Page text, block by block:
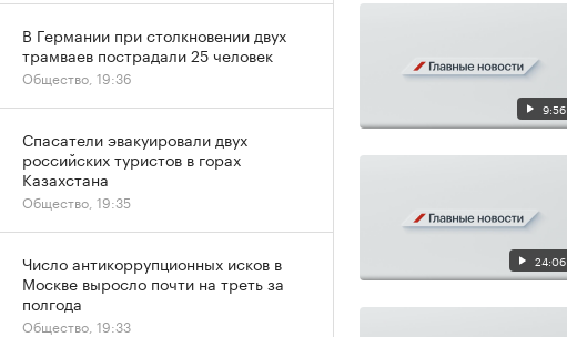
9:56
24:06
В Германии при столкновении двух
трамваев пострадали 25 человек
Общество, 19:36
Спасатели эвакуировали двух
российских туристов в горах
Казахстана
Общество, 19:35
Число антикоррупционных исков в
Москве выросло почти на треть за
полгода
Общество, 19:33